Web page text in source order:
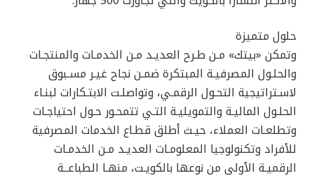
حلول متميزة
وتمكن «بيتك» مـن طـرح العديـد مـن الخدمـات والمنتجـات
والحلـول المصرفيـة المبتكرة ضمـن نجاح غيـر مسـبوق
لاسـتراتيجية التحـول الرقمـي، وتواصلـت الابتـكارات لبنـاء
الحلـول الماليـة والتمويليـة التـي تتمحـور حـول احتياجـات
وتطلعـات العملاء، حيـث أطلق قطـاع الخدمات المصرفية
للأفراد وتكنولوجيا المعلومـات العديـد مـن الخدمـات
الرقميـة الأولى من نوعها بالكويـت، منهـا الطباعــة